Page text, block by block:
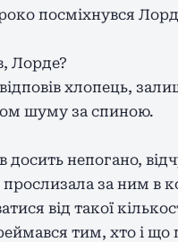
посміхнувся
Лорде?
хлопець,
шуму за спиною.
непогано,
прослизала за ним
від такої
тим, хто і що